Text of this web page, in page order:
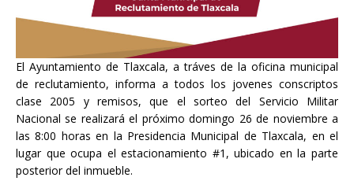
El Ayuntamiento de Tlaxcala, a tráves de la oficina municipal
de reclutamiento, informa a todos los jovenes conscriptos
clase 2005 y remisos, que el sorteo del Servicio Militar
Nacional se realizará el próximo domingo 26 de noviembre a
las 8:00 horas en la Presidencia Municipal de Tlaxcala, en el
lugar que ocupa el estacionamiento #1, ubicado en la parte
posterior del inmueble.